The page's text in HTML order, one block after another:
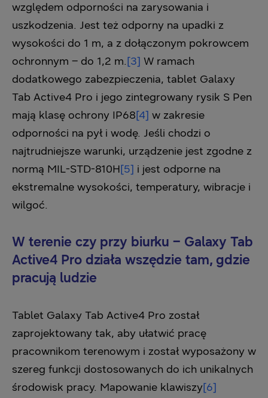
względem odporności na zarysowania i
uszkodzenia. Jest też odporny na upadki z
wysokości do 1 m, a z dołączonym pokrowcem
ochronnym – do 1,2 m.[3] W ramach
dodatkowego zabezpieczenia, tablet Galaxy
Tab Active4 Pro i jego zintegrowany rysik S Pen
mają klasę ochrony IP68[4] w zakresie
odporności na pył i wodę. Jeśli chodzi o
najtrudniejsze warunki, urządzenie jest zgodne z
normą MIL-STD-810H[5] i jest odporne na
ekstremalne wysokości, temperatury, wibracje i
wilgoć.
W terenie czy przy biurku – Galaxy Tab
Active4 Pro działa wszędzie tam, gdzie
pracują ludzie
Tablet Galaxy Tab Active4 Pro został
zaprojektowany tak, aby ułatwić pracę
pracownikom terenowym i został wyposażony w
szereg funkcji dostosowanych do ich unikalnych
środowisk pracy. Mapowanie klawiszy[6]